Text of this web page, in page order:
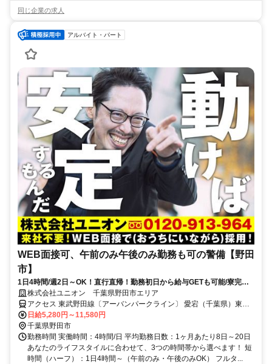
同じ企業の求人
アルバイト・パート
WEB面接可、午前のみ午後のみ勤務も可の警備【野田
市】
1日4時間/週2日～OK！直行直帰！勤務初日から給与GETも可能/寮完備
＆携帯貸与♪
株式会社ユニオン 千葉県野田市エリア
アクセス 東武野田線〔アーバンパークライン〕 愛宕（千葉県）東口
徒歩約14分、東武野田線〔アーバンパークライン〕 清水公園東口徒
歩約21分、東武野田線〔アーバンパークライン〕 野田市徒歩約22分
千葉県野田市エリア（流山おおたかの森駅、南流山駅、流山駅、流山
セントラルパーク駅、江戸川台駅等）
日給5,280円～11,580円
千葉県野田市
勤務時間 実働時間：4時間/日 平均勤務日数：1ヶ月あたり8日～20日
あなたのライフスタイルに合わせて、3つの時間帯から選べます！ 短
時間（ハーフ）：1日4時間～（午前のみ・午後のみOK） フルタ...